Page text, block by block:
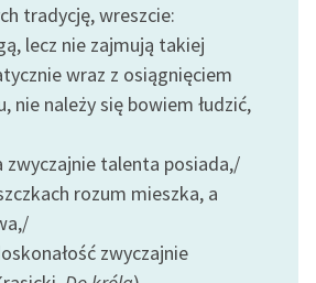
tradycję, wreszcie:
lecz nie zajmują takiej
wraz z osiągnięciem
nie należy się bowiem łudzić,
zwyczajnie talenta posiada,/
rozum mieszka, a
zwyczajnie